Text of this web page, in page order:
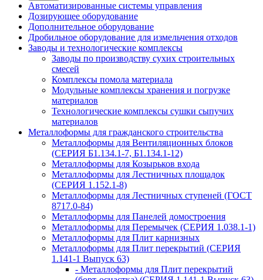
Автоматизированные системы управления
Дозирующее оборудование
Дополнительное оборудование
Дробильное оборудование для измельчения отходов
Заводы и технологические комплексы
Заводы по производству сухих строительных
смесей
Комплексы помола материала
Модульные комплексы хранения и погрузке
материалов
Технологические комплексы сушки сыпучих
материалов
Металлоформы для гражданского строительства
Металлоформы для Вентиляционных блоков
(СЕРИЯ Б1.134.1-7, Б1.134.1-12)
Металлоформы для Козырьков входа
Металлоформы для Лестничных площадок
(СЕРИЯ 1.152.1-8)
Металлоформы для Лестничных ступеней (ГОСТ
8717.0-84)
Металлоформы для Панелей домостроения
Металлоформы для Перемычек (СЕРИЯ 1.038.1-1)
Металлоформы для Плит карнизных
Металлоформы для Плит перекрытий (СЕРИЯ
1.141-1 Выпуск 63)
- Металлоформы для Плит перекрытий